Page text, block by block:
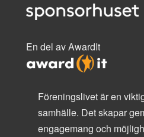
En del av AwardIt
Föreningslivet är en
samhälle. Det skapar
engagemang och